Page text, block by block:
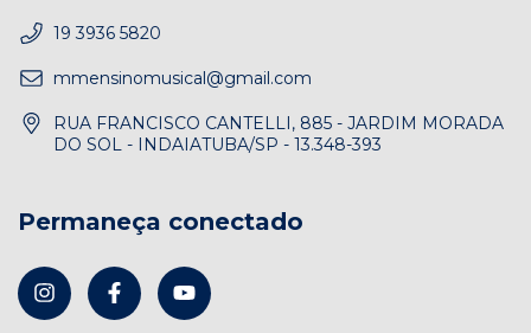
19 3936 5820
mmensinomusical@gmail.com
RUA FRANCISCO CANTELLI, 885 - JARDIM MORADA
DO SOL - INDAIATUBA/SP - 13.348-393
Permaneça conectado